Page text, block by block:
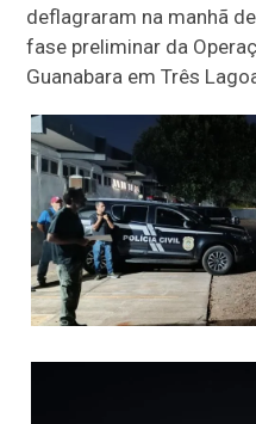
deflagraram na manhã
fase preliminar da
Guanabara em Três